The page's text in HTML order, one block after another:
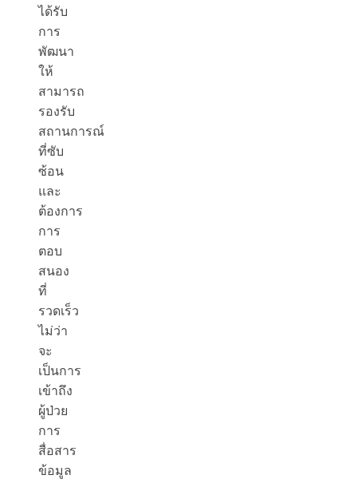
ได้รับ
การ
พัฒนา
ให้
สามารถ
รองรับ
สถานการณ์
ที่ซับ
ซ้อน
และ
ต้องการ
การ
ตอบ
สนอง
ที่
รวดเร็ว
ไม่ว่า
จะ
เป็นการ
เข้าถึง
ผู้ป่วย
การ
สื่อสาร
ข้อมูล